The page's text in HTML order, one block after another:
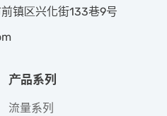
镇区兴化街133巷9号
产品系列
流量系列